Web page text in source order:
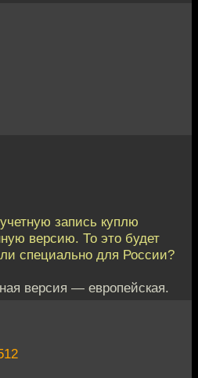
запись куплю
версию. То это будет
специально для России?
версия — европейская.